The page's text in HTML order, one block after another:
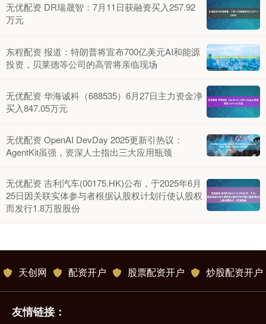
无优配资 DR瑞晟智：7月11日获融资买入257.92
万元
东程配资 报道：特朗普将宣布700亿美元AI和能源
投资，贝莱德等公司的高管将亲临现场
无优配资 华海诚科（688535）6月27日主力资金净
买入847.05万元
无优配资 OpenAI DevDay 2025更新引热议：
AgentKit虽强，资深人士指出三大应用瓶颈
无优配资 吉利汽车(00175.HK)公布，于2025年6月
25日因关联实体参与者根据认股权计划行使认股权
而发行1.8万股股份
天创网 配资开户 股票配资开户 炒股配资开户
友情链接：